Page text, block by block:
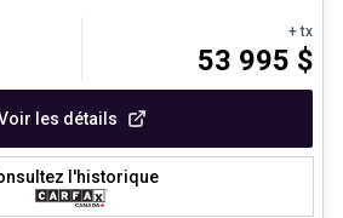
+ tx
53 995 $
les détails
l'historique